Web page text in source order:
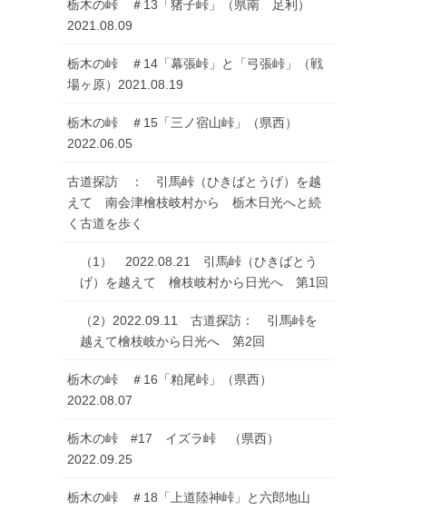
栃木の峠 ＃13「猪子峠」（県南 足利）
2021.08.09
栃木の峠 ＃14「幕張峠」と「弓張峠」（戦
場ヶ原）2021.08.19
栃木の峠 ＃15「三ノ宿山峠」（県西）
2022.06.05
古道探訪 ： 引馬峠（ひきばとうげ）を越
えて 南会津檜枝岐村から 栃木日光へと続
く古道を歩く
（1） 2022.08.21 引馬峠（ひきばとう
げ）を越えて 檜枝岐村から日光へ 第1回
（2）2022.09.11 古道探訪： 引馬峠を
越えて檜枝岐から日光へ 第2回
栃木の峠 ＃16「粕尾峠」（県西）
2022.08.07
栃木の峠 #17 イズラ峠 （県西）
2022.09.25
栃木の峠 ＃18「上道陸神峠」と六郎地山